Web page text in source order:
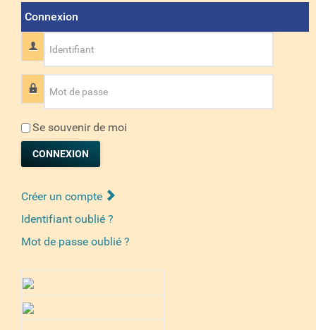
Connexion
Identifiant
Mot de passe
Se souvenir de moi
CONNEXION
Créer un compte
Identifiant oublié ?
Mot de passe oublié ?